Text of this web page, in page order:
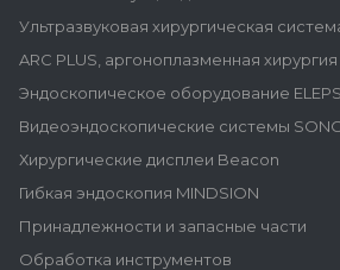
Ультразвуковая хирургическая
ARC PLUS, аргоноплазменная хирургия
Эндоскопическое оборудование
Видеоэндоскопические системы
Хирургические дисплеи Beacon
Гибкая эндоскопия MINDSION
Принадлежности и запасные части
Обработка инструментов